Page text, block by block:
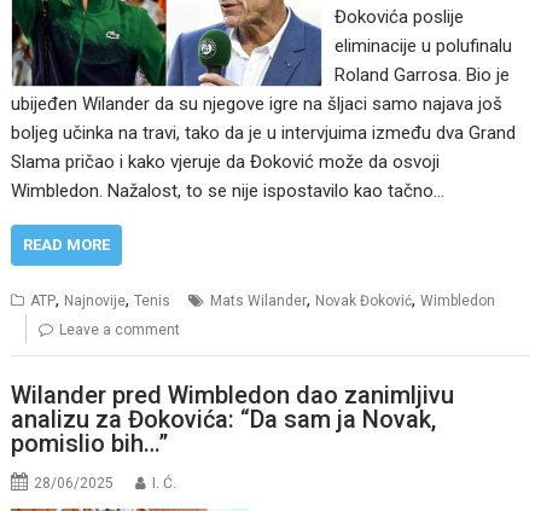
Đokovića poslije
eliminacije u polufinalu
Roland Garrosa. Bio je
ubijeđen Wilander da su njegove igre na šljaci samo najava još
boljeg učinka na travi, tako da je u intervjuima između dva Grand
Slama pričao i kako vjeruje da Đoković može da osvoji
Wimbledon. Nažalost, to se nije ispostavilo kao tačno…
READ MORE
ATP, Najnovije,Tenis Mats Wilander, Novak Đoković,Wimbledon
Leave a comment
Wilander pred Wimbledon dao zanimljivu
analizu za Đokovića: “Da sam ja Novak,
pomislio bih…”
28/06/2025 I. Ć.